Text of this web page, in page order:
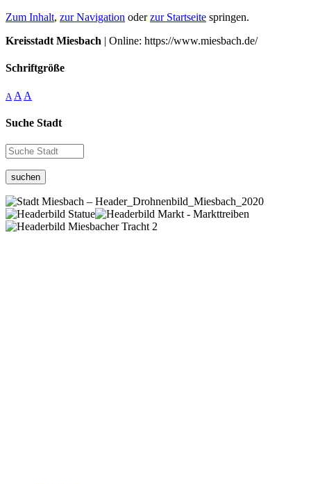
Zum Inhalt, zur Navigation oderzur Startseite springen.
Kreisstadt Miesbach | Online: https://www.miesbach.de/
Schriftgröße
A A A
Suche Stadt
suchen